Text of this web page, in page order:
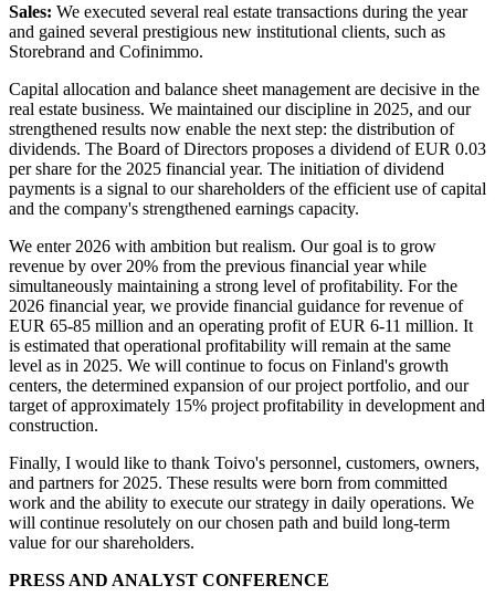
Sales: We executed several real estate transactions during the year
and gained several prestigious new institutional clients, such as
Storebrand and Cofinimmo.
Capital allocation and balance sheet management are decisive in the
real estate business. We maintained our discipline in 2025, and our
strengthened results now enable the next step: the distribution of
dividends. The Board of Directors proposes a dividend of EUR 0.03
per share for the 2025 financial year. The initiation of dividend
payments is a signal to our shareholders of the efficient use of capital
and the company's strengthened earnings capacity.
We enter 2026 with ambition but realism. Our goal is to grow
revenue by over 20% from the previous financial year while
simultaneously maintaining a strong level of profitability. For the
2026 financial year, we provide financial guidance for revenue of
EUR 65-85 million and an operating profit of EUR 6-11 million. It
is estimated that operational profitability will remain at the same
level as in 2025. We will continue to focus on Finland's growth
centers, the determined expansion of our project portfolio, and our
target of approximately 15% project profitability in development and
construction.
Finally, I would like to thank Toivo's personnel, customers, owners,
and partners for 2025. These results were born from committed
work and the ability to execute our strategy in daily operations. We
will continue resolutely on our chosen path and build long-term
value for our shareholders.
PRESS AND ANALYST CONFERENCE